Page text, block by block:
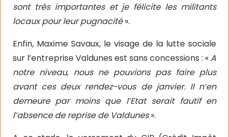
sont très importantes et je félicite les militants
locaux pour leur pugnacité».
Enfin, Maxime Savaux, le visage de la lutte sociale
sur l’entreprise Valdunes est sans concessions : «A
notre niveau, nous ne pouvions pas faire plus
avant ces deux rendez-vous de janvier. Il n’en
demeure par moins que l’Etat serait fautif en
l’absence de reprise de Valdunes».